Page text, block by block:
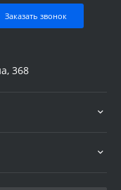
Заказать звонок
368